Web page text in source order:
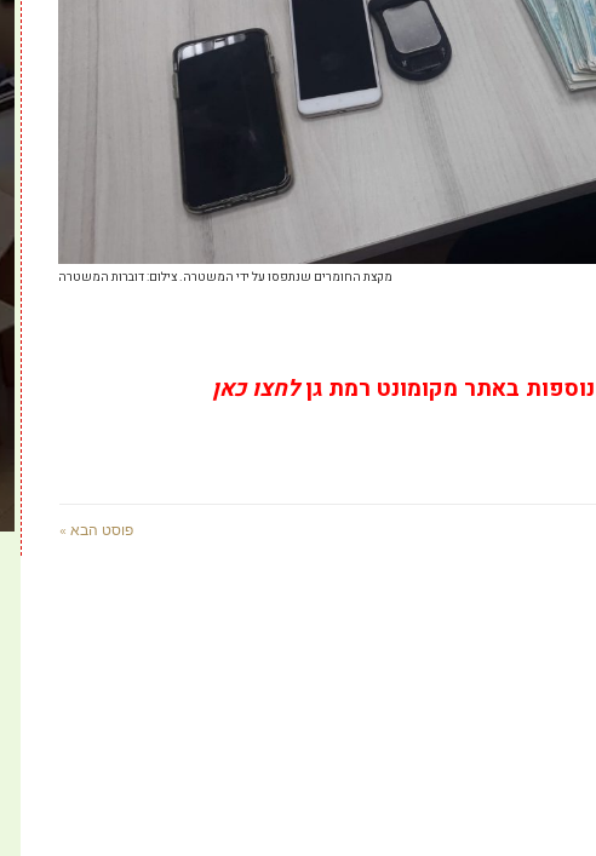
מקצת החומרים שנתפסו על ידי המשטרה. צילום: דוברות המשטרה
באתר מקומונט רמת גןלחצו כאן
פוסט הבא »